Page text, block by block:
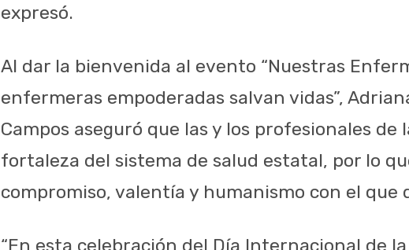
expresó.
Al dar la bienvenida al evento “Nuestras
enfermeras empoderadas salvan vidas”,
Campos aseguró que las y los profesionales
fortaleza del sistema de salud estatal, por lo
compromiso, valentía y humanismo con el que
“En esta celebración del Día Internacional de